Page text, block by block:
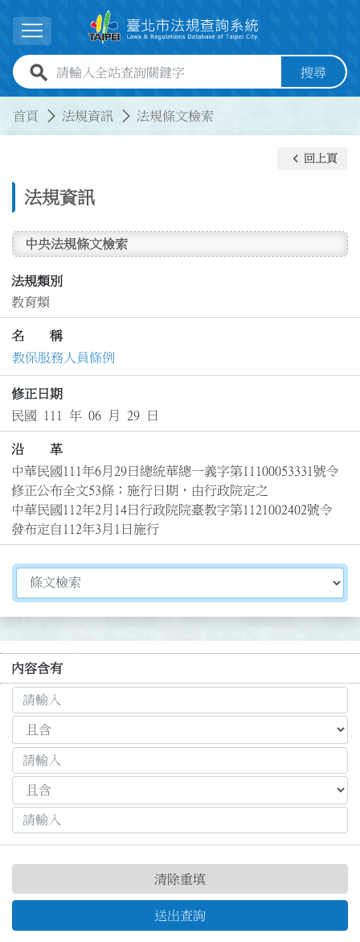
展開選單
全站查詢關鍵字欄位 搜尋
首頁 法規資訊 法規條文檢索
法規資訊
keyboard_arrow_left 回上頁
中央法規條文檢索
法規類別
教育類
名 稱
教保服務人員條例
修正日期
民國 111 年 06 月 29 日
沿 革
中華民國111年6月29日總統華總一義字第11100053331號令
修正公布全文53條；施行日期，由行政院定之
中華民國112年2月14日行政院院臺教字第1121002402號令
發布定自112年3月1日施行
切換選擇法規資訊內容
內容含有
送出查詢
清除重填